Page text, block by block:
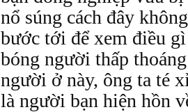
nổ súng cách đây
bước tới để xem điều
bóng người thấp
người ở này, ông ta té
là người bạn hiện hồn